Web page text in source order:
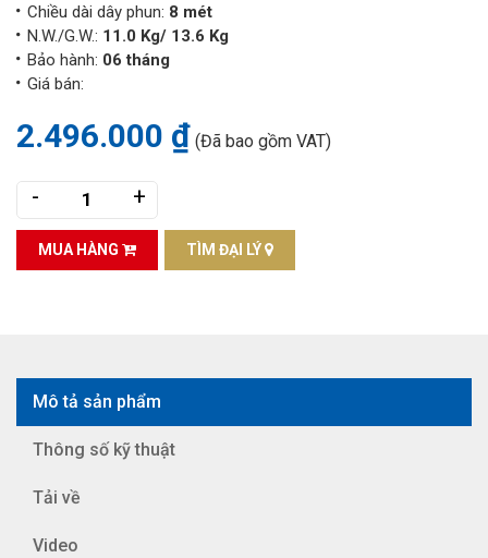
Chiều dài dây phun: 8 mét
N.W./G.W.: 11.0 Kg/ 13.6 Kg
Bảo hành: 06 tháng
Giá bán:
2.496.000 ₫ (Đã bao gồm VAT)
- +
MUA HÀNG TÌM ĐẠI LÝ
Mô tả sản phẩm
Thông số kỹ thuật
Tải về
Video